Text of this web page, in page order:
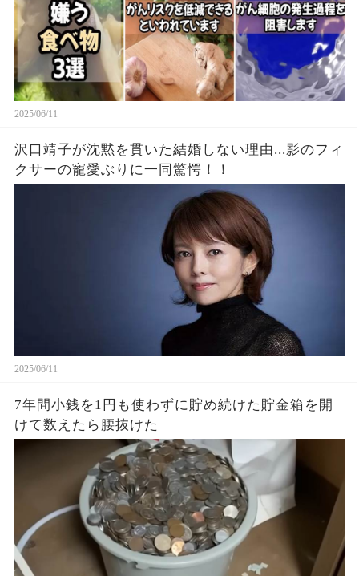
2025/06/11
沢口靖子が沈黙を貫いた結婚しない理由...影のフィ
クサーの寵愛ぶりに一同驚愕！！
2025/06/11
7年間小銭を1円も使わずに貯め続けた貯金箱を開
けて数えたら腰抜けた